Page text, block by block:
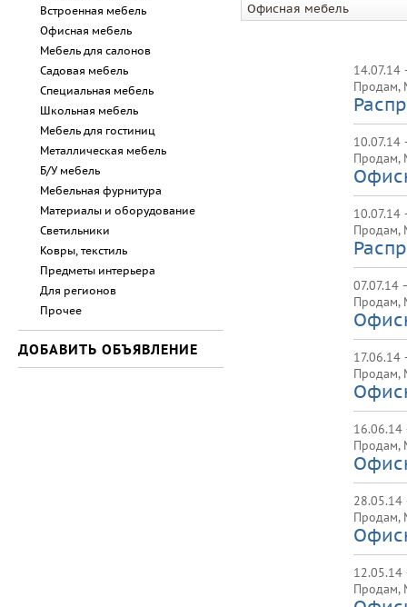
Офисная мебель
14.07.14
Продам,
10.07.14
Продам,
10.07.14
Продам,
07.07.14
Продам,
17.06.14
Продам,
16.06.14
Продам,
28.05.14
Продам,
Продам,
Встроенная мебель
Офисная мебель
Мебель для салонов
Садовая мебель
Специальная мебель
Школьная мебель
Мебель для гостиниц
Металлическая мебель
Б/У мебель
Мебельная фурнитура
Материалы и оборудование
Светильники
Ковры, текстиль
Предметы интерьера
Для регионов
Прочее
ДОБАВИТЬ ОБЪЯВЛЕНИЕ